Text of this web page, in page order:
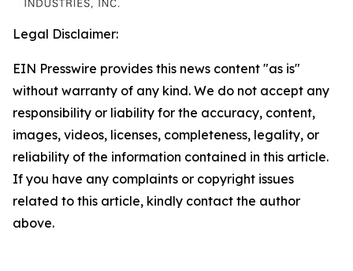
Legal Disclaimer:
EIN Presswire provides this news content "as is"
without warranty of any kind. We do not accept any
responsibility or liability for the accuracy, content,
images, videos, licenses, completeness, legality, or
reliability of the information contained in this article.
If you have any complaints or copyright issues
related to this article, kindly contact the author
above.